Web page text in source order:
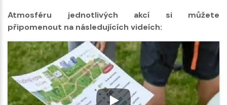
Atmosféru jednotlivých akcí si můžete
připomenout na následujících videích: